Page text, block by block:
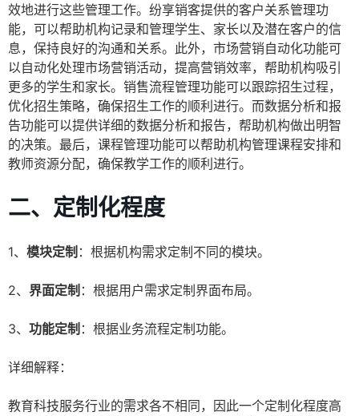
效地进行这些管理工作。纷享销客提供的客户关系管理功
能，可以帮助机构记录和管理学生、家长以及潜在客户的信
息，保持良好的沟通和关系。此外，市场营销自动化功能可
以自动化处理市场营销活动，提高营销效率，帮助机构吸引
更多的学生和家长。销售流程管理功能可以跟踪招生过程，
优化招生策略，确保招生工作的顺利进行。而数据分析和报
告功能可以提供详细的数据分析和报告，帮助机构做出明智
的决策。最后，课程管理功能可以帮助机构管理课程安排和
教师资源分配，确保教学工作的顺利进行。
二、定制化程度
1、 模块定制 ：根据机构需求定制不同的模块。
2、 界面定制 ：根据用户需求定制界面布局。
3、 功能定制 ：根据业务流程定制功能。
详细解释：
教育科技服务行业的需求各不相同，因此一个定制化程度高